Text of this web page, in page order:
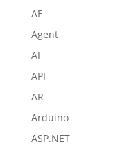
AE
Agent
AI
API
AR
Arduino
ASP.NET